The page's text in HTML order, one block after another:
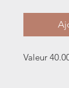
Valeur